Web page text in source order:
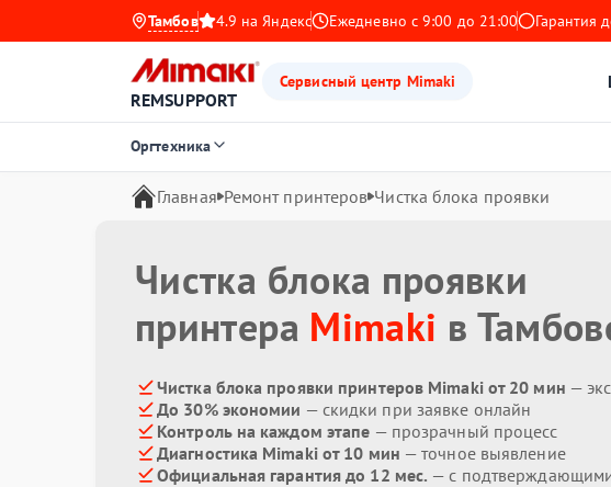
Тамбов 4.9 на Яндекс Ежедневно с 9:00 до 21:00 Гарантия
REMSUPPORT
Сервисный центр Mimaki
Оргтехника
Главная Ремонт принтеров Чистка блока проявки
Чистка блока проявки
принтера Mimaki в
Чистка блока проявки принтеров Mimaki от 20 мин —
До 30% экономии — скидки при заявке онлайн
Контроль на каждом этапе — прозрачный процесс
Диагностика Mimaki от 10 мин — точное выявление
Официальная гарантия до 12 мес. — с